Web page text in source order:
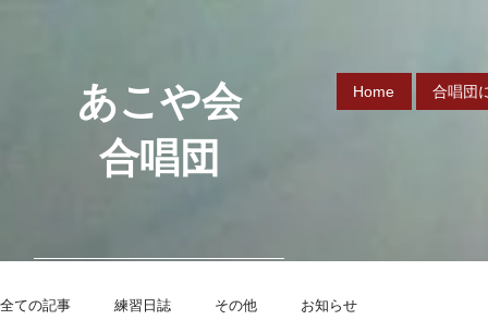
あこや会
合唱団
Home 合唱団
全ての記事 練習日誌 その他 お知らせ